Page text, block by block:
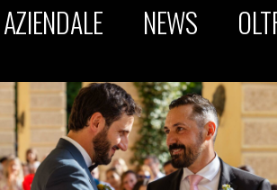
NEWS